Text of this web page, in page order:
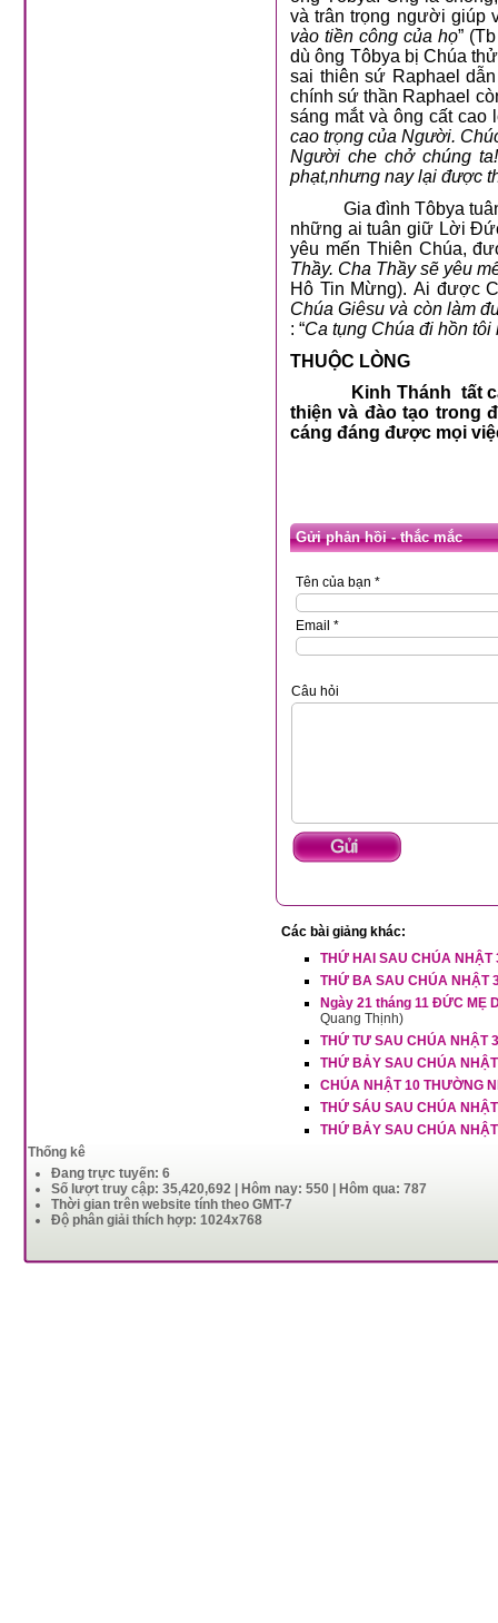
và trân trọng người giúp
vào tiền công của họ”
dù ông Tôbya bị Chúa
sai thiên sứ Raphael
chính sứ thần Raphael
sáng mắt và ông cất cao
cao trọng của Người.
Người che chở chúng
phạt,nhưng nay lại được
Gia đình Tôbya
những ai tuân giữ Lời
yêu mến Thiên Chúa,
Thầy. Cha Thầy sẽ yêu
Hô Tin Mừng). Ai được
Chúa Giêsu và còn làm
: “Ca tụng Chúa đi hồn tôi
THUỘC LÒNG
Kinh Thánh tất
thiện và đào tạo trong
cáng đáng được mọi
Gửi phản hồi - thắc mắc
Tên của bạn *
Email *
Câu hỏi
Các bài giảng khác:
THỨ HAI SAU CHÚA NHẬT
THỨ BA SAU CHÚA NHẬT
Ngày 21 tháng 11 ĐỨC MẸ
Quang Thịnh)
THỨ TƯ SAU CHÚA NHẬT
THỨ BẢY SAU CHÚA
CHÚA NHẬT 10 THƯỜNG
THỨ SÁU SAU CHÚA
THỨ BẢY SAU CHÚA
Thống kê
Đang trực tuyến: 6
Số lượt truy cập: 35,420,692 | Hôm nay: 550 | Hôm qua: 787
Thời gian trên website tính theo GMT-7
Độ phân giải thích hợp: 1024x768